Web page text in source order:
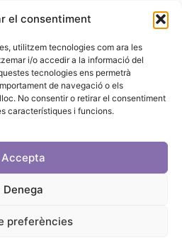
el consentiment
utilitzem tecnologies com ara les
i/o accedir a la informació del
tecnologies ens permetrà
de navegació o els
No consentir o retirar el consentiment
característiques i funcions.
Accepta
Denega
preferències
el suport de